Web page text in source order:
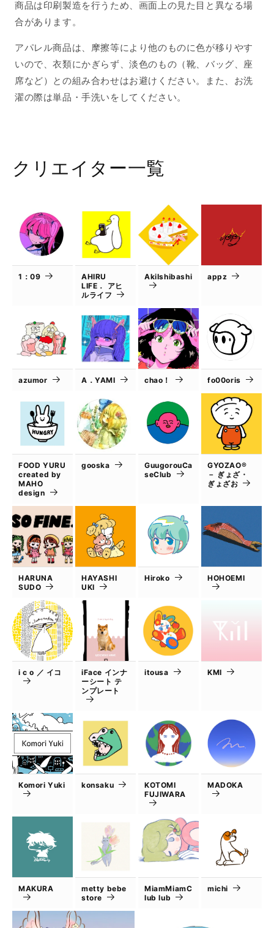
商品は印刷製造を行うため、画面上の見た目と異なる場
合があります。
アパレル商品は、摩擦等により他のものに色が移りやす
いので、衣類にかぎらず、淡色のもの（靴、バッグ、座
席など）との組み合わせはお避けください。また、お洗
濯の際は単品・手洗いをしてください。
クリエイター一覧
1：09
AHIRU
LIFE． アヒ
ルライフ
AkiIshibashi appz
azumor A．YAMI chao！ fo00oris
FOOD YURU
created by
MAHO
design
gooska
GuugorouCa
seClub
GYOZAO®
－ ぎょざ・
ぎょざお
HARUNA
SUDO
HAYASHI
UKI
Hiroko HOHOEMI
i c o ／ イコ
iFace インナ
ーシート テ
ンプレート
itousa KMI
Komori Yuki konsaku
KOTOMI
FUJIWARA
MADOKA
MAKURA
metty bebe
store
MiamMiamC
lub lub
michi